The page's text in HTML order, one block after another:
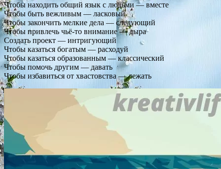
Чтобы находить общий язык с людьми — вместе
Чтобы быть вежливым — ласковый
Чтобы закончить мелкие дела — следующий
Чтобы привлечь чьё-то внимание — дыра
Создать проект — интригующий
Чтобы казаться богатым — расходуй
Чтобы казаться образованным — классический
Чтобы помочь другим — давать
Чтобы избавиться от хвастовства — лежать